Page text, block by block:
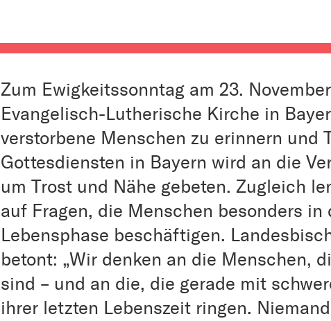
Zum Ewigkeitssonntag am 23.
Evangelisch-Lutherische Kirche in
verstorbene Menschen zu erinnern und
Gottesdiensten in Bayern wird an die
um Trost und Nähe gebeten. Zugleich
auf Fragen, die Menschen besonders in
Lebensphase beschäftigen.
betont: „Wir denken an die Menschen,
sind – und an die, die gerade mit
ihrer letzten Lebenszeit ringen.